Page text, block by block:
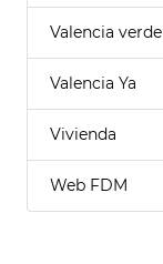
Valencia verde
Valencia Ya
Vivienda
Web FDM